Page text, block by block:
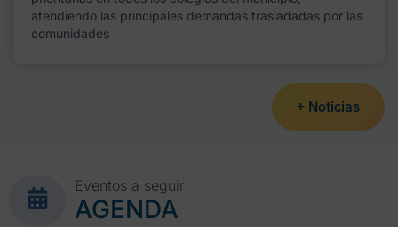
atendiendo las principales demandas trasladadas por las
comunidades
+ Noticias
Eventos a seguir
AGENDA